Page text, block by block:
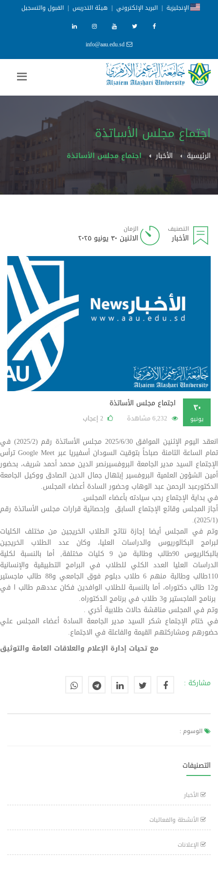
الإنجليزية | البريد الإلكتروني | هيئة التدريس | القبول والتسجيل
info@aau.edu.sd
اجتماع مجلس الأساتذة
الرئيسية الأخبار اجتماع مجلس الأساتذة
التصنيف
الأخبار
الزمان
الاثنين ٣٠ يونيو ٢٠٢٥
٣٠
يونيو
اجتماع مجلس الأساتذة
2 إعجاب
انعقد اليوم الإثنين الموافق 2025/6/30 مجلس الأساتذة رقم (2025/2) في
تمام الساعة الثامنة صباحاً بتوقيت السودان أسفيريا عبر Google Meet ترأس
الإجتماع السيد مدير الجامعة البروفسيرنصر الدين محمد أحمد شريف، بحضور
أمين الشؤون العلمية البروفسير إبتهال جمال الدين الصادق ووكيل الجامعة
الدكتورعبد الرحمن عبد الوهاب وحضور السادة أعضاء المجلس.
في بداية الإجتماع رحب سيادته بأعضاء المجلس.
أجاز المجلس وقائع الإجتماع السابق وإحصائية قرارات مجلس الأساتذة رقم
(2025/1).
وتم في المجلس أيضا إجازة نتائج الطلاب الخريجين من مختلف الكليات
لبرامج البكالوريوس والدراسات العليا، وكان عدد الطلاب الخريجين
بالبكالريوس 90طالب وطالبة من 9 كليات مختلفة, أما بالنسبة لكلية
الدراسات العليا العدد الكلي للطلاب في البرامج التطبيقية والإنسانية
110طالب وطالبة منهم 6 طلاب دبلوم فوق الجامعي و88 طالب ماجستير
و12 طالب دكتوراه، أما بالنسبة للطلاب الوافدين فكان عددهم طالب ا في
برنامج الماجستير و3 طلاب في برنامج الدكتوراه.
وتم في المجلس مناقشة حالات طلابية أخري .
في ختام الإجتماع شكر السيد مدير الجامعة السادة أعضاء المجلس علي
حضورهم ومشاركتهم القيمة والفاعلة في الاجتماع.
مع تحيات إدارة الإعلام والعلاقات العامة والتوثيق
مشاركة :
الوسوم :
التصنيفات
الأخبار
الأنشطة والفعاليات
الإعلانات